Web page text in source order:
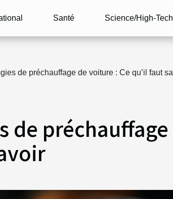
Santé Science/High-Tech
de préchauffage de voiture : Ce qu’il faut
de